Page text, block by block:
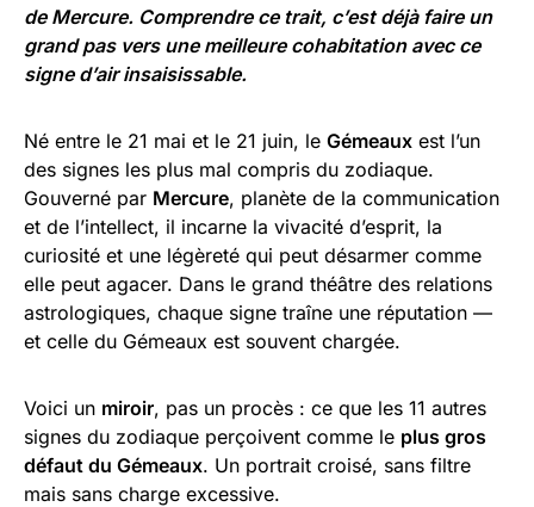
de Mercure. Comprendre ce trait, c’est déjà faire un
grand pas vers une meilleure cohabitation avec ce
signe d’air insaisissable.
Né entre le 21 mai et le 21 juin, le Gémeaux est l’un
des signes les plus mal compris du zodiaque.
Gouverné par Mercure, planète de la communication
et de l’intellect, il incarne la vivacité d’esprit, la
curiosité et une légèreté qui peut désarmer comme
elle peut agacer. Dans le grand théâtre des relations
astrologiques, chaque signe traîne une réputation —
et celle du Gémeaux est souvent chargée.
Voici un miroir, pas un procès : ce que les 11 autres
signes du zodiaque perçoivent comme le plus gros
défaut du Gémeaux. Un portrait croisé, sans filtre
mais sans charge excessive.